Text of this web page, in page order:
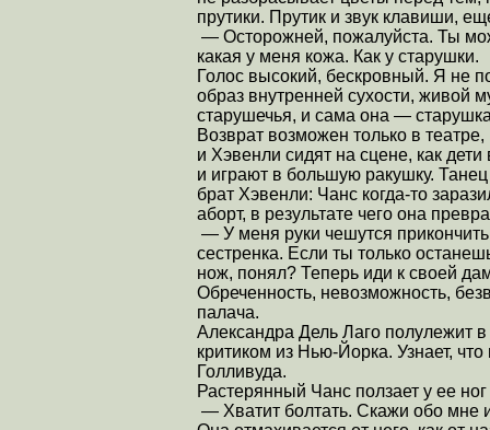
прутики. Прутик и звук клавиши,
— Осторожней, пожалуйста. Ты
какая у меня кожа. Как у старушки.
Голос высокий, бескровный. Я не
образ внутренней сухости, живой
старушечья, и сама она —
Возврат возможен только в
и Хэвенли сидят на сцене, как
и играют в большую ракушку. Танец
брат Хэвенли: Чанс когда-то
аборт, в результате чего она
— У меня руки чешутся
сестренка. Если ты только
нож, понял? Теперь иди к своей
Обреченность, невозможность,
палача.
Александра Дель Лаго полулежит
критиком из Нью-Йорка. Узнает,
Голливуда.
Растерянный Чанс ползает у ее
— Хватит болтать. Скажи обо мне